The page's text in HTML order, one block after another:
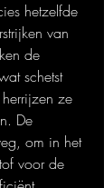
hetzelfde
van
de
schetst
ze
De
om in het
voor de